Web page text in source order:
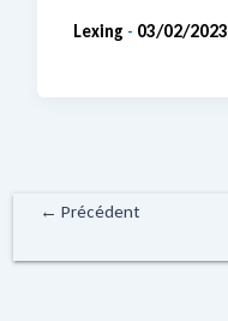
Lexing - 03/02/2023
← Précédent